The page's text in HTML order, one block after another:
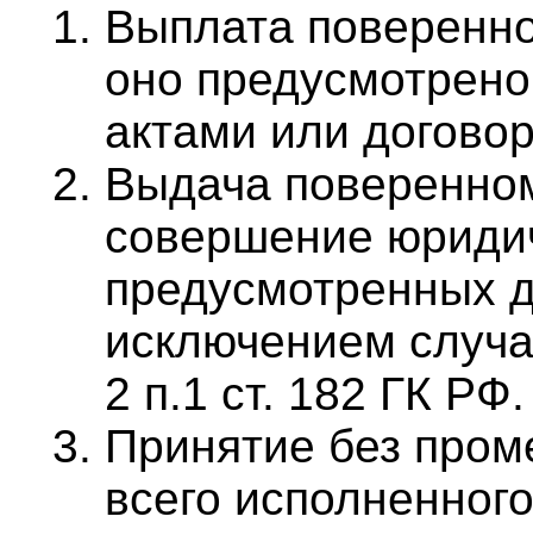
Выплата
оно
актами или
Выдача
совершение
предусмотренных
исключением
2 п.1 ст. 182 ГК РФ.
Принятие без
всего